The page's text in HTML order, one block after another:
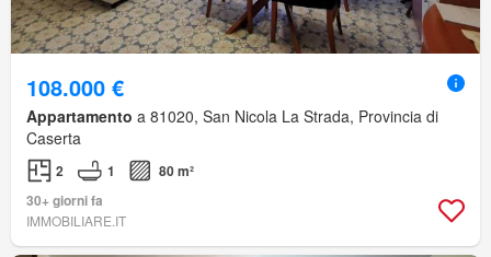
108.000 €
Appartamento a 81020, San Nicola La Strada, Provincia di
Caserta
2 1
80 m²
30+ giorni fa
IMMOBILIARE.IT